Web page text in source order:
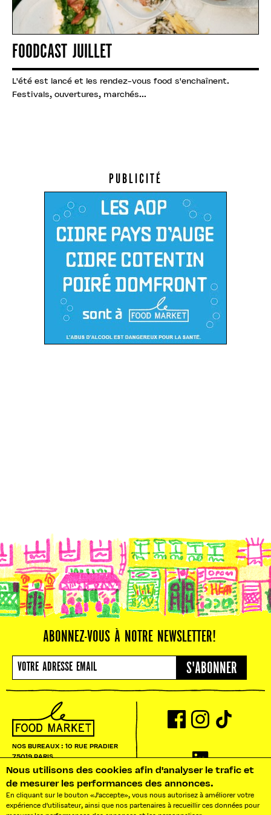
FOODCAST JUILLET
L'été est lancé et les rendez-vous food s'enchaînent.
Festivals, ouvertures, marchés...
PUBLICITÉ
ABONNEZ-VOUS À NOTRE NEWSLETTER!
S'ABONNER
NOS BUREAUX : 10 RUE PRADIER
75019 PARIS
BONJOUR@LEFOOD MARKET.FR
BONJOUR!
AGENCE LFM
Besoin d'un traiteur ?
Nous utilisons des cookies afin d'analyser le trafic et
de mesurer les performances des annonces.
En cliquant sur le bouton «J'accepte», vous nous autorisez à améliorer votre
expérience d'utilisateur, ainsi que nos partenaires à recueillir ces données pour